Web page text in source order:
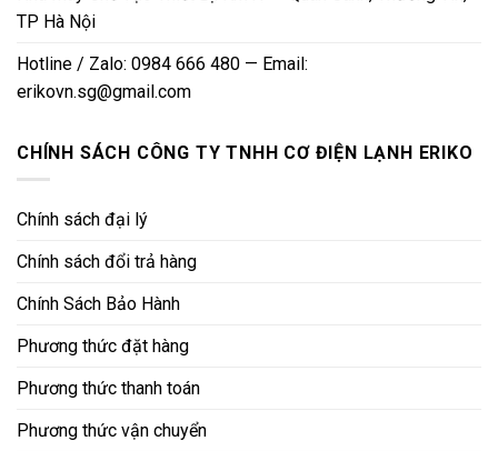
TP Hà Nội
Hotline / Zalo: 0984 666 480 — Email:
erikovn.sg@gmail.com
CHÍNH SÁCH CÔNG TY TNHH CƠ ĐIỆN LẠNH ERIKO
Chính sách đại lý
Chính sách đổi trả hàng
Chính Sách Bảo Hành
Phương thức đặt hàng
Phương thức thanh toán
Phương thức vận chuyển